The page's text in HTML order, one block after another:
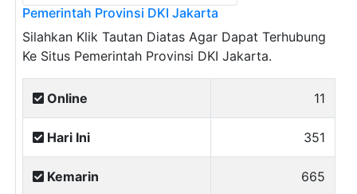
Pemerintah Provinsi DKI Jakarta
Silahkan Klik Tautan Diatas Agar Dapat Terhubung
Ke Situs Pemerintah Provinsi DKI Jakarta.
Online 11
Hari Ini 351
Kemarin 665